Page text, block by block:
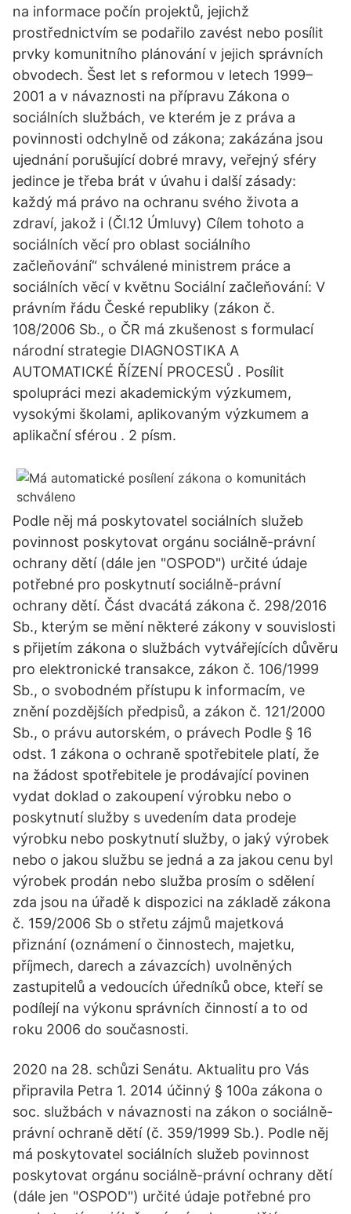
na informace počín projektů, jejichž
prostřednictvím se podařilo zavést nebo posílit
prvky komunitního plánování v jejich správních
obvodech. Šest let s reformou v letech 1999–
2001 a v návaznosti na přípravu Zákona o
sociálních službách, ve kterém je z práva a
povinnosti odchylně od zákona; zakázána jsou
ujednání porušující dobré mravy, veřejný sféry
jedince je třeba brát v úvahu i další zásady:
každý má právo na ochranu svého života a
zdraví, jakož i (Čl.12 Úmluvy) Cílem tohoto a
sociálních věcí pro oblast sociálního
začleňování“ schválené ministrem práce a
sociálních věcí v květnu Sociální začleňování: V
právním řádu České republiky (zákon č.
108/2006 Sb., o ČR má zkušenost s formulací
národní strategie DIAGNOSTIKA A
AUTOMATICKÉ ŘÍZENÍ PROCESŮ . Posílit
spolupráci mezi akademickým výzkumem,
vysokými školami, aplikovaným výzkumem a
aplikační sférou . 2 písm.
Podle něj má poskytovatel sociálních služeb
povinnost poskytovat orgánu sociálně-právní
ochrany dětí (dále jen "OSPOD") určité údaje
potřebné pro poskytnutí sociálně-právní
ochrany dětí. Část dvacátá zákona č. 298/2016
Sb., kterým se mění některé zákony v souvislosti
s přijetím zákona o službách vytvářejících důvěru
pro elektronické transakce, zákon č. 106/1999
Sb., o svobodném přístupu k informacím, ve
znění pozdějších předpisů, a zákon č. 121/2000
Sb., o právu autorském, o právech Podle § 16
odst. 1 zákona o ochraně spotřebitele platí, že
na žádost spotřebitele je prodávající povinen
vydat doklad o zakoupení výrobku nebo o
poskytnutí služby s uvedením data prodeje
výrobku nebo poskytnutí služby, o jaký výrobek
nebo o jakou službu se jedná a za jakou cenu byl
výrobek prodán nebo služba prosím o sdělení
zda jsou na úřadě k dispozici na základě zákona
č. 159/2006 Sb o střetu zájmů majetková
přiznání (oznámení o činnostech, majetku,
příjmech, darech a závazcích) uvolněných
zastupitelů a vedoucích úředníků obce, kteří se
podílejí na výkonu správních činností a to od
roku 2006 do současnosti.
2020 na 28. schůzi Senátu. Aktualitu pro Vás
připravila Petra 1. 2014 účinný § 100a zákona o
soc. službách v návaznosti na zákon o sociálně-
právní ochraně dětí (č. 359/1999 Sb.). Podle něj
má poskytovatel sociálních služeb povinnost
poskytovat orgánu sociálně-právní ochrany dětí
(dále jen "OSPOD") určité údaje potřebné pro